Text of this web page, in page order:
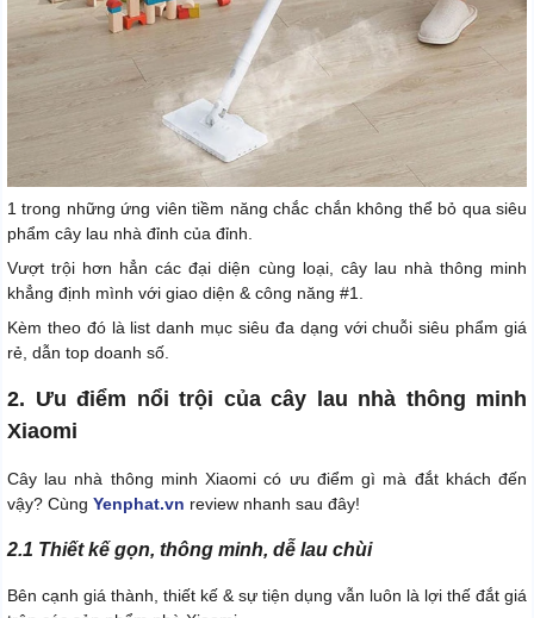
1 trong những ứng viên tiềm năng chắc chắn không thể bỏ qua siêu
phẩm cây lau nhà đỉnh của đỉnh.
Vượt trội hơn hẳn các đại diện cùng loại, cây lau nhà thông minh
khẳng định mình với giao diện & công năng #1.
Kèm theo đó là list danh mục siêu đa dạng với chuỗi siêu phẩm giá
rẻ, dẫn top doanh số.
2. Ưu điểm nổi trội của cây lau nhà thông minh
Xiaomi
Cây lau nhà thông minh Xiaomi có ưu điểm gì mà đắt khách đến
vậy? Cùng Yenphat.vn review nhanh sau đây!
2.1 Thiết kế gọn, thông minh, dễ lau chùi
Bên cạnh giá thành, thiết kế & sự tiện dụng vẫn luôn là lợi thế đắt giá